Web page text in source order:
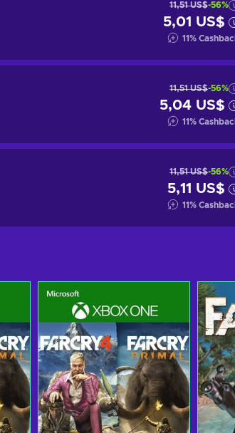
11,51 US$-56%
5,01 US$
11%
11,51 US$-56%
5,04 US$
11%
11,51 US$-56%
5,11 US$
11%